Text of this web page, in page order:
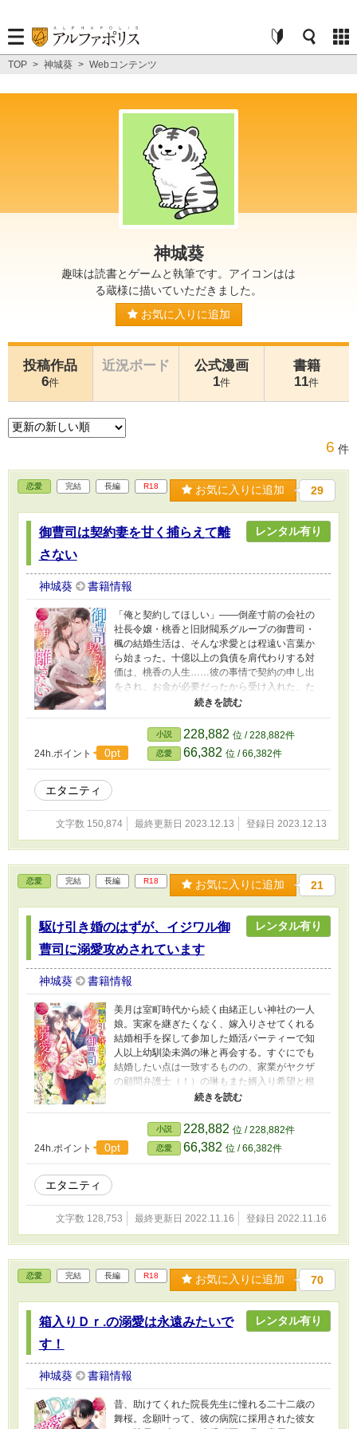
TOP > 神城葵 > Webコンテンツ
神城葵
趣味は読書とゲームと執筆です。アイコンはは
る蔵様に描いていただきました。
お気に入りに追加
投稿作品
6件
近況ボード
公式漫画
1件
書籍
11件
6 件
恋愛 完結 長編 R18 お気に入りに追加 29
御曹司は契約妻を甘く捕らえて離
さない
レンタル有り
神城葵 書籍情報
「俺と契約してほしい」――倒産寸前の会社の
社長令嬢・桃香と旧財閥系グループの御曹司・
楓の結婚生活は、そんな求愛とは程遠い言葉か
ら始まった。十億以上の負債を肩代わりする対
価は、桃香の人生……彼の事情で契約の申し出
をされ、お金が必要だったから受け入れた、た
だそれだけの関係。そんな利害の一致から結ば
し合い、夫婦として絆を深めていく。ところが
資産家との結婚が決まった姉が、自分の身代わ
りにした桃香を自由にしようと離婚を持ちかけ
たことで、桃香はいつしか本当に楓を愛してい
24h.ポイント 0pt
小説 228,882 位 / 228,882件
恋愛 66,382 位 / 66,382件
エタニティ
文字数 150,874 最終更新日 2023.12.13 登録日 2023.12.13
恋愛 完結 長編 R18 お気に入りに追加 21
駆け引き婚のはずが、イジワル御
曹司に溺愛攻めされています
レンタル有り
神城葵 書籍情報
美月は室町時代から続く由緒正しい神社の一人
娘。実家を継ぎたくなく、嫁入りさせてくれる
結婚相手を探して参加した婚活パーティーで知
人以上幼馴染未満の琳と再会する。すぐにでも
結婚したい点は一致するものの、家業がヤクザ
の顧問弁護士（！）の琳もまた婿入り希望と根
本的な部分が折り合わない。それでも互いに後
従う条件で一年後の結婚を決める。あの手この
手で琳を恋に落とそうと画策する美月だが、琳
の思いがけない溺愛攻めに身も心も奪われてし
まい――!? ウブな令嬢と策士なエリート弁護士
24h.ポイント 0pt
小説 228,882 位 / 228,882件
恋愛 66,382 位 / 66,382件
エタニティ
文字数 128,753 最終更新日 2022.11.16 登録日 2022.11.16
恋愛 完結 長編 R18 お気に入りに追加 70
箱入りＤｒ.の溺愛は永遠みたいで
す！
レンタル有り
神城葵 書籍情報
昔、助けてくれた院長先生に憧れる二十二歳の
舞桜。念願叶って、彼の病院に採用された彼女